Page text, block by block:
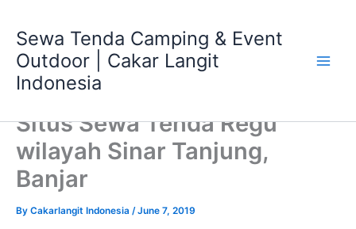
content
Sewa Tenda Camping & Event
Outdoor | Cakar Langit
Indonesia
Situs Sewa Tenda Regu
wilayah Sinar Tanjung,
Banjar
By Cakarlangit Indonesia /June 7, 2019